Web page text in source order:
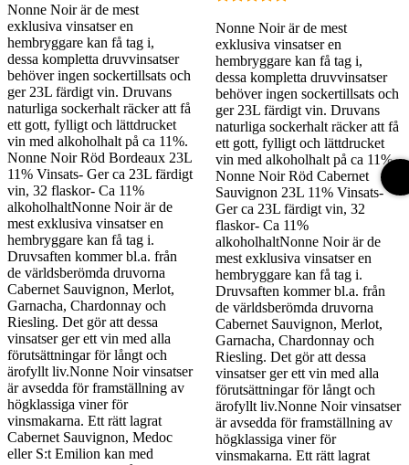
Nonne Noir är de mest
exklusiva vinsatser en
hembryggare kan få tag i,
dessa kompletta druvvinsatser
behöver ingen sockertillsats och
ger 23L färdigt vin. Druvans
naturliga sockerhalt räcker att få
ett gott, fylligt och lättdrucket
vin med alkoholhalt på ca 11%.
Nonne Noir Röd Bordeaux 23L
11% Vinsats- Ger ca 23L färdigt
vin, 32 flaskor- Ca 11%
alkoholhaltNonne Noir är de
mest exklusiva vinsatser en
hembryggare kan få tag i.
Druvsaften kommer bl.a. från
de världsberömda druvorna
Cabernet Sauvignon, Merlot,
Garnacha, Chardonnay och
Riesling. Det gör att dessa
vinsatser ger ett vin med alla
förutsättningar för långt och
ärofyllt liv.Nonne Noir vinsatser
är avsedda för framställning av
högklassiga viner för
vinsmakarna. Ett rätt lagrat
Cabernet Sauvignon, Medoc
eller S:t Emilion kan med
Nonne Noir är de mest
exklusiva vinsatser en
hembryggare kan få tag i,
dessa kompletta druvvinsatser
behöver ingen sockertillsats och
ger 23L färdigt vin. Druvans
naturliga sockerhalt räcker att få
ett gott, fylligt och lättdrucket
vin med alkoholhalt på ca 11%.
Nonne Noir Röd Cabernet
Sauvignon 23L 11% Vinsats-
Ger ca 23L färdigt vin, 32
flaskor- Ca 11%
alkoholhaltNonne Noir är de
mest exklusiva vinsatser en
hembryggare kan få tag i.
Druvsaften kommer bl.a. från
de världsberömda druvorna
Cabernet Sauvignon, Merlot,
Garnacha, Chardonnay och
Riesling. Det gör att dessa
vinsatser ger ett vin med alla
förutsättningar för långt och
ärofyllt liv.Nonne Noir vinsatser
är avsedda för framställning av
högklassiga viner för
vinsmakarna. Ett rätt lagrat